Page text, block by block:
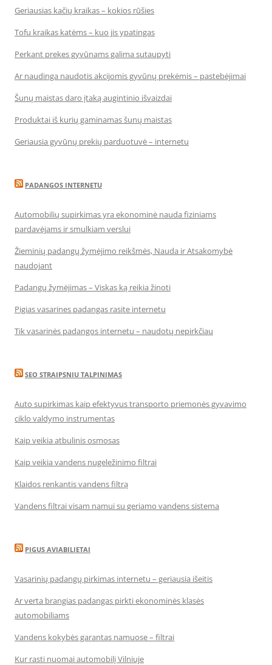
Geriausias kačių kraikas – kokios rūšies
Tofu kraikas katėms – kuo jis ypatingas
Perkant prekes gyvūnams galima sutaupyti
Ar naudinga naudotis akcijomis gyvūnų prekėmis – pastebėjimai
Šunų maistas daro įtaką augintinio išvaizdai
Produktai iš kurių gaminamas šunų maistas
Geriausia gyvūnų prekių parduotuvė – internetu
PADANGOS INTERNETU
Automobilių supirkimas yra ekonominė nauda fiziniams
pardavėjams ir smulkiam verslui
Žieminių padangų žymėjimo reikšmės, Nauda ir Atsakomybė
naudojant
Padangų žymėjimas – Viskas ką reikia žinoti
Pigias vasarines padangas rasite internetu
Tik vasarinės padangos internetu – naudotų nepirkčiau
SEO STRAIPSNIU TALPINIMAS
Auto supirkimas kaip efektyvus transporto priemonės gyvavimo
ciklo valdymo instrumentas
Kaip veikia atbulinis osmosas
Kaip veikia vandens nugeležinimo filtrai
Klaidos renkantis vandens filtrą
Vandens filtrai visam namui su geriamo vandens sistema
PIGUS AVIABILIETAI
Vasarinių padangų pirkimas internetu – geriausia išeitis
Ar verta brangias padangas pirkti ekonominės klasės
automobiliams
Vandens kokybės garantas namuose – filtrai
Kur rasti nuomai automobilį Vilniuje